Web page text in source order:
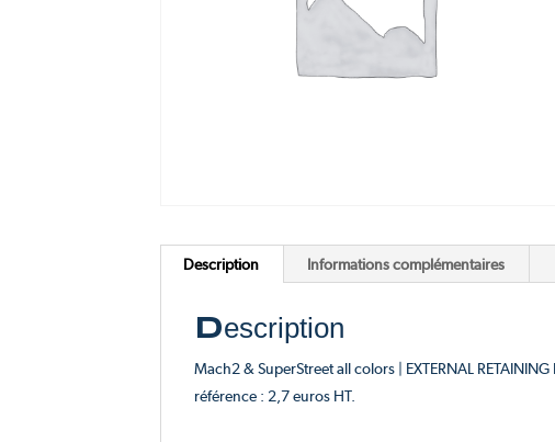
Description Informations complémentaires
Description
Mach2 & SuperStreet all colors | EXTERNAL
référence : 2,7 euros HT.